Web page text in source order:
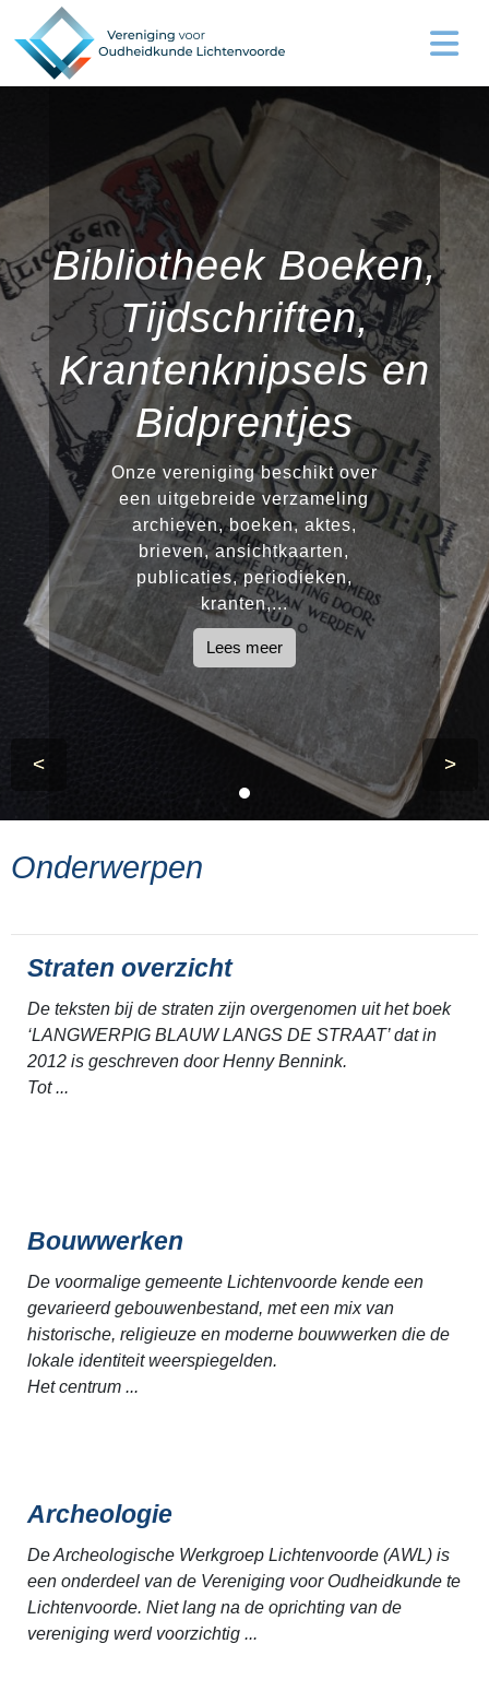
Bibliotheek Boeken,
Tijdschriften,
Krantenknipsels en
Bidprentjes
Onze vereniging beschikt over
een uitgebreide verzameling
archieven, boeken, aktes,
brieven, ansichtkaarten,
publicaties, periodieken,
kranten,...
Lees meer
< >
Onderwerpen
Straten overzicht
De teksten bij de straten zijn overgenomen uit het boek
‘LANGWERPIG BLAUW LANGS DE STRAAT’ dat in
2012 is geschreven door Henny Bennink.
Tot ...
Bouwwerken
De voormalige gemeente Lichtenvoorde kende een
gevarieerd gebouwenbestand, met een mix van
historische, religieuze en moderne bouwwerken die de
lokale identiteit weerspiegelden.
Het centrum ...
Archeologie
De Archeologische Werkgroep Lichtenvoorde (AWL) is
een onderdeel van de Vereniging voor Oudheidkunde te
Lichtenvoorde. Niet lang na de oprichting van de
vereniging werd voorzichtig ...